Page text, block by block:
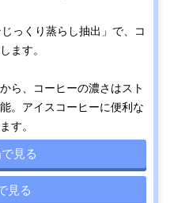
っくり蒸らし抽出」で、コ
ます。
ら、コーヒーの濃さはスト
。アイスコーヒーに便利な
す。
見る
見る